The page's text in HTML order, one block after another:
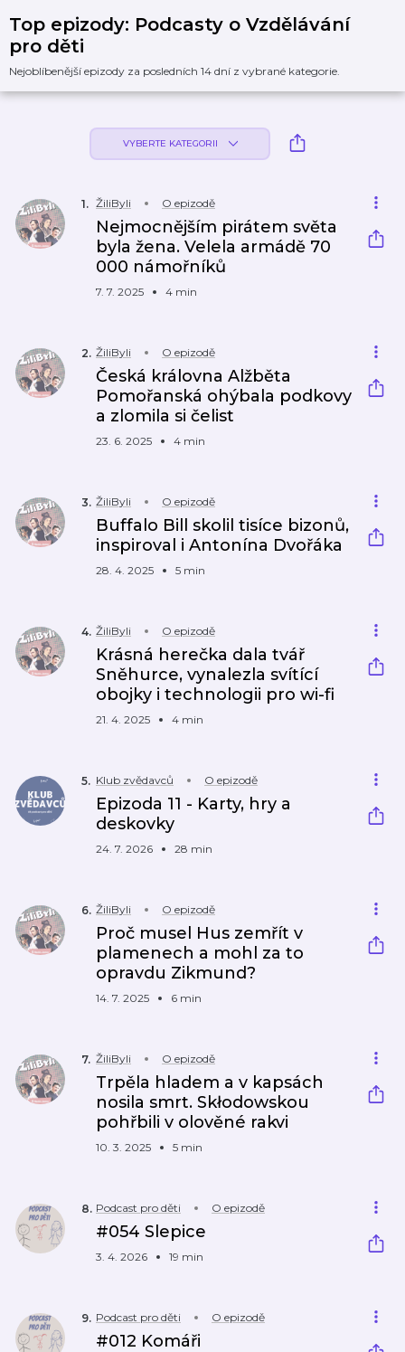
Top epizody: Podcasty o Vzdělávání
pro děti
Nejoblíbenější epizody za posledních 14 dní z vybrané kategorie.
VYBERTE KATEGORII
1. ŽiliByli O epizodě
Nejmocnějším pirátem světa
byla žena. Velela armádě 70
000 námořníků
7. 7. 2025 4 min
2. ŽiliByli O epizodě
Česká královna Alžběta
Pomořanská ohýbala podkovy
a zlomila si čelist
23. 6. 2025 4 min
3. ŽiliByli O epizodě
Buffalo Bill skolil tisíce bizonů,
inspiroval i Antonína Dvořáka
28. 4. 2025 5 min
4. ŽiliByli O epizodě
Krásná herečka dala tvář
Sněhurce, vynalezla svítící
obojky i technologii pro wi-fi
21. 4. 2025 4 min
5. Klub zvědavců O epizodě
Epizoda 11 - Karty, hry a
deskovky
24. 7. 2026 28 min
6. ŽiliByli O epizodě
Proč musel Hus zemřít v
plamenech a mohl za to
opravdu Zikmund?
14. 7. 2025 6 min
7. ŽiliByli O epizodě
Trpěla hladem a v kapsách
nosila smrt. Skłodowskou
pohřbili v olověné rakvi
10. 3. 2025 5 min
8. Podcast pro děti O epizodě
#054 Slepice
3. 4. 2026 19 min
9. Podcast pro děti O epizodě
#012 Komáři